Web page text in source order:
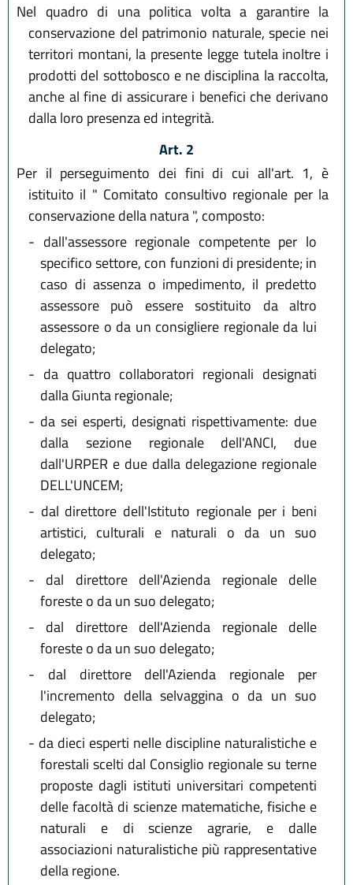
Nel quadro di una politica volta a garantire la
conservazione del patrimonio naturale, specie nei
territori montani, la presente legge tutela inoltre i
prodotti del sottobosco e ne disciplina la raccolta,
anche al fine di assicurare i benefici che derivano
dalla loro presenza ed integrità.
Art. 2
Per il perseguimento dei fini di cui all'art. 1, è
istituito il " Comitato consultivo regionale per la
conservazione della natura ", composto:
- dall'assessore regionale competente per lo
specifico settore, con funzioni di presidente; in
caso di assenza o impedimento, il predetto
assessore può essere sostituito da altro
assessore o da un consigliere regionale da lui
delegato;
- da quattro collaboratori regionali designati
dalla Giunta regionale;
- da sei esperti, designati rispettivamente: due
dalla sezione regionale dell'ANCI, due
dall'URPER e due dalla delegazione regionale
DELL'UNCEM;
- dal direttore dell'Istituto regionale per i beni
artistici, culturali e naturali o da un suo
delegato;
- dal direttore dell'Azienda regionale delle
foreste o da un suo delegato;
- dal direttore dell'Azienda regionale delle
foreste o da un suo delegato;
- dal direttore dell'Azienda regionale per
l'incremento della selvaggina o da un suo
delegato;
- da dieci esperti nelle discipline naturalistiche e
forestali scelti dal Consiglio regionale su terne
proposte dagli istituti universitari competenti
delle facoltà di scienze matematiche, fisiche e
naturali e di scienze agrarie, e dalle
associazioni naturalistiche più rappresentative
della regione.